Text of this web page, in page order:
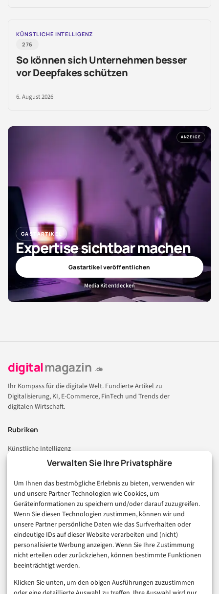
Verwalten Sie Ihre Privatsphäre
Um Ihnen das bestmögliche Erlebnis zu bieten, verwenden wir
und unsere Partner Technologien wie Cookies, um
Geräteinformationen zu speichern und/oder darauf zuzugreifen.
Wenn Sie diesen Technologien zustimmen, können wir und
unsere Partner persönliche Daten wie das Surfverhalten oder
eindeutige IDs auf dieser Website verarbeiten und (nicht)
personalisierte Werbung anzeigen. Wenn Sie Ihre Zustimmung
nicht erteilen oder zurückziehen, können bestimmte Funktionen
beeinträchtigt werden.
Klicken Sie unten, um den obigen Ausführungen zuzustimmen
KÜNSTLICHE INTELLIGENZ
276
So können sich Unternehmen besser
vor Deepfakes schützen
6. August 2026
ANZEIGE
GASTARTIKEL
Expertise sichtbar machen
Gastartikel veröffentlichen
Media Kit entdecken
digitalmagazin .de
Ihr Kompass für die digitale Welt. Fundierte Artikel zu
Digitalisierung, KI, E-Commerce, FinTech und Trends der
digitalen Wirtschaft.
Rubriken
Künstliche Intelligenz
Technologie & IT
Consumer & Digital Life
Marketing
Finanzen & FinTech
Business & Karriere
Sicherheit & Recht
Digitalisierung
Marketing
Magazin